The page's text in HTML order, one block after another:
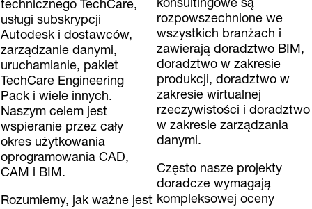
technicznego TechCare,
usługi subskrypcji
Autodesk i dostawców,
zarządzanie danymi,
uruchamianie, pakiet
TechCare Engineering
Pack i wiele innych.
Naszym celem jest
wspieranie przez cały
okres użytkowania
oprogramowania CAD,
CAM i BIM.
Rozumiemy, jak ważne jest
rozpowszechnione we
wszystkich branżach i
zawierają doradztwo BIM,
doradztwo w zakresie
produkcji, doradztwo w
zakresie wirtualnej
rzeczywistości i doradztwo
w zakresie zarządzania
danymi.
Często nasze projekty
doradcze wymagają
kompleksowej oceny